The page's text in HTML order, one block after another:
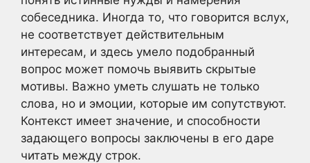
собеседника. Иногда то, что говорится вслух,
не соответствует действительным
интересам, и здесь умело подобранный
вопрос может помочь выявить скрытые
мотивы. Важно уметь слушать не только
слова, но и эмоции, которые им сопутствуют.
Контекст имеет значение, и способности
задающего вопросы заключены в его даре
читать между строк.